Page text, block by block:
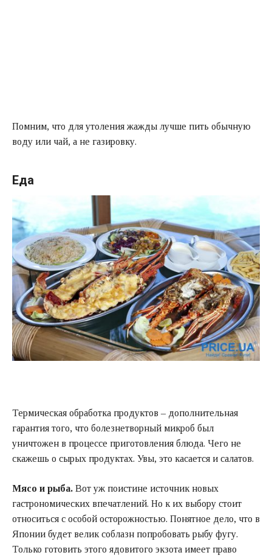
Помним, что для утоления жажды лучше пить обычную
воду или чай, а не газировку.
Еда
Термическая обработка продуктов – дополнительная
гарантия того, что болезнетворный микроб был
уничтожен в процессе приготовления блюда. Чего не
скажешь о сырых продуктах. Увы, это касается и салатов.
Мясо и рыба. Вот уж поистине источник новых
гастрономических впечатлений. Но к их выбору стоит
относиться с особой осторожностью. Понятное дело, что в
Японии будет велик соблазн попробовать рыбу фугу.
Только готовить этого ядовитого экзота имеет право